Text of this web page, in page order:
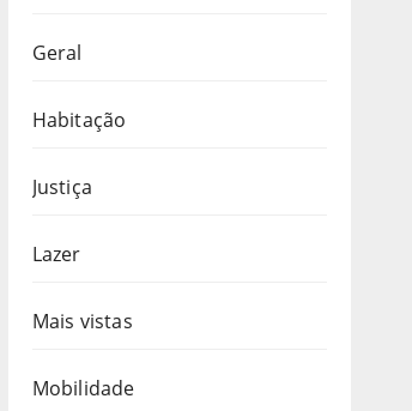
Geral
Habitação
Justiça
Lazer
Mais vistas
Mobilidade